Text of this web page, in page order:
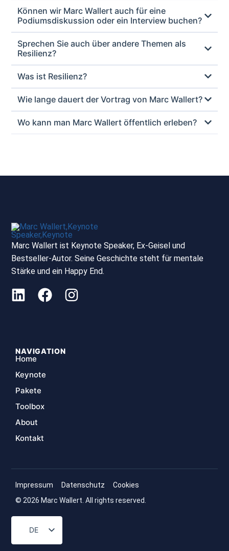
Können wir Marc Wallert auch für eine
Podiumsdiskussion oder ein Interview buchen?
Sprechen Sie auch über andere Themen als
Resilienz?
Was ist Resilienz?
Wie lange dauert der Vortrag von Marc Wallert?
Wo kann man Marc Wallert öffentlich erleben?
Marc Wallert ist Keynote Speaker, Ex-Geisel und
Bestseller-Autor. Seine Geschichte steht für mentale
Stärke und ein Happy End.
NAVIGATION
Home
Keynote
Pakete
Toolbox
About
Kontakt
© 2026 Marc Wallert. All rights reserved.
Impressum Datenschutz Cookies
DE
EN